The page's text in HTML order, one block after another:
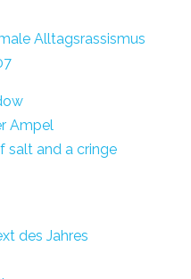
Alltagsrassismus
Ampel
salt and a cringe
des Jahres